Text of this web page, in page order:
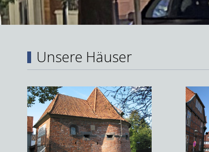
Unsere Häuser